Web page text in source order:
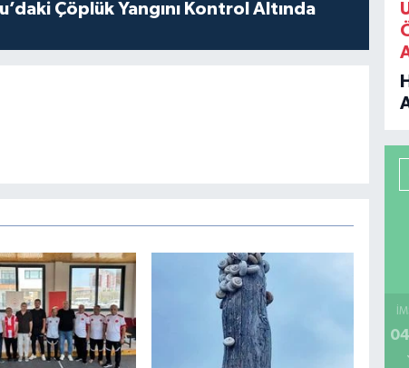
Çöplük Yangını Kontrol Altında